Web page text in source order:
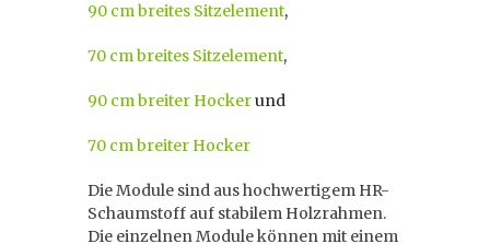
90 cm breites Sitzelement,
70 cm breites Sitzelement,
90 cm breiter Hockerund
70 cm breiter Hocker
Die Module sind aus hochwertigem HR-
Schaumstoff auf stabilem Holzrahmen.
Die einzelnen Module können mit einem